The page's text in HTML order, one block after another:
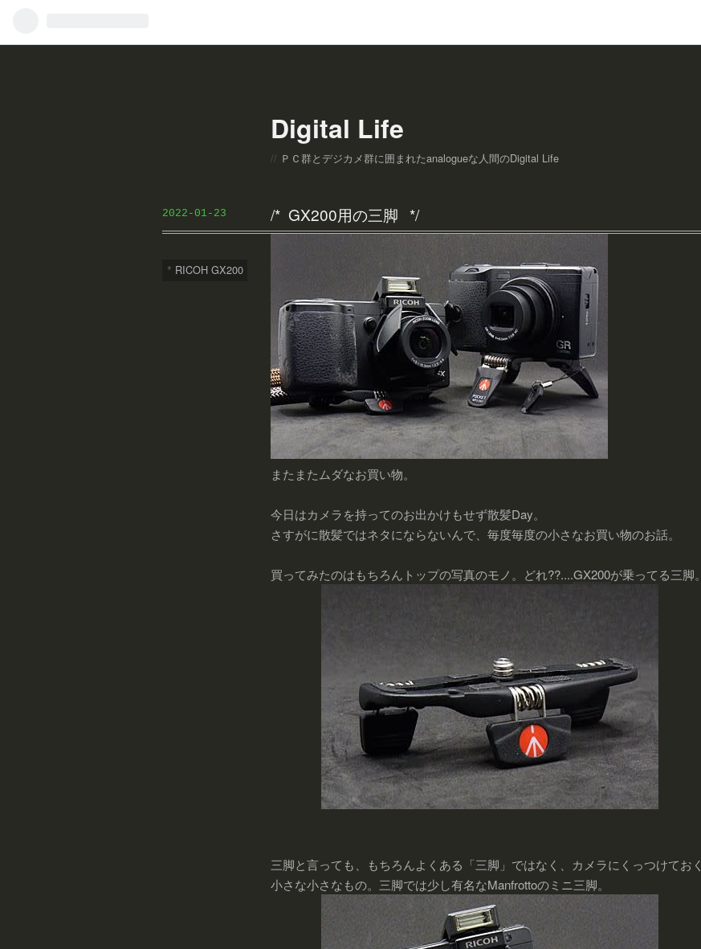
Digital Life
ＰＣ群とデジカメ群に囲まれたanalogueな人間のDigital Life
2022 -01- 23 GX200用の三脚
RICOH GX200
またまたムダなお買い物。
今日はカメラを持ってのお出かけもせず散髪Day。
さすがに散髪ではネタにならないんで、毎度毎度の小さなお買い物のお話。
買ってみたのはもちろんトップの写真のモノ。どれ??....GX200が乗ってる三脚。
三脚と言っても、もちろんよくある「三脚」ではなく、カメラにくっつけておく
小さな小さなもの。三脚では少し有名なManfrottoのミニ三脚。